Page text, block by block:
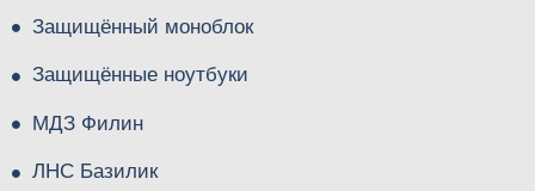
Защищённый моноблок
Защищённые ноутбуки
МДЗ Филин
ЛНС Базилик